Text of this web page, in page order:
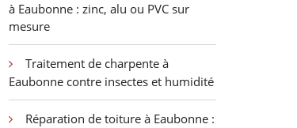
à Eaubonne : zinc, alu ou PVC sur
mesure
Traitement de charpente à
Eaubonne contre insectes et humidité
Réparation de toiture à Eaubonne :